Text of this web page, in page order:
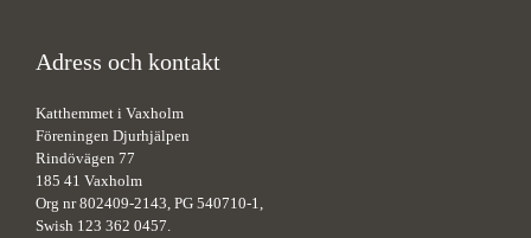
Adress och kontakt
Katthemmet i Vaxholm
Föreningen Djurhjälpen
Rindövägen 77
185 41 Vaxholm
Org nr 802409-2143, PG 540710-1,
Swish 123 362 0457.